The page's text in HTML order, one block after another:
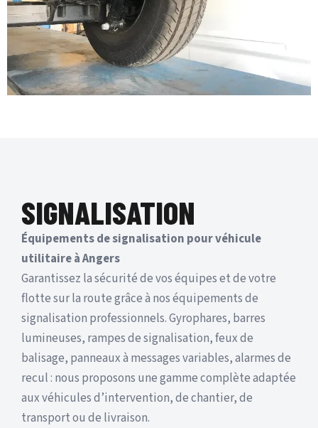
SIGNALISATION
Équipements de signalisation pour véhicule
utilitaire à Angers
Garantissez la sécurité de vos équipes et de votre
flotte sur la route grâce à nos équipements de
signalisation professionnels. Gyrophares, barres
lumineuses, rampes de signalisation, feux de
balisage, panneaux à messages variables, alarmes de
recul : nous proposons une gamme complète adaptée
aux véhicules d’intervention, de chantier, de
transport ou de livraison.